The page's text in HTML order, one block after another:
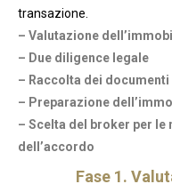
transazione.
– Valutazione
– Due diligence legale
– Raccolta dei documenti
– Preparazione
– Scelta del broker per
dell’accordo
Fase 1.